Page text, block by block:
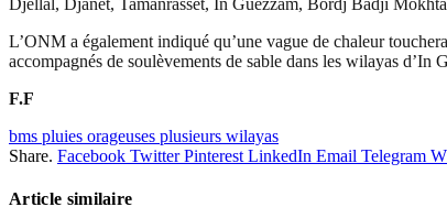
Djellal, Djanet, Tamanrasset, In Guezzam, Bordj Badji
L’ONM a également indiqué qu’une vague de chaleur
accompagnés de soulèvements de sable dans les wilayas
F.F
bms pluies orageuses plusieurs wilayas
Share. Facebook Twitter Pinterest LinkedIn Email Telegram
Article similaire